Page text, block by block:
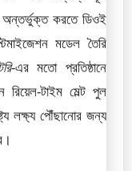
অন্তর্ভুক্ত করতে ডিওই
মডেল তৈরি
-এর মতো প্রতিষ্ঠানে
টাইম মেল্ট পুল
লক্ষ্য পৌঁছানোর জন্য